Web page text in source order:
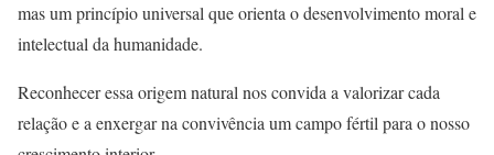
mas um princípio universal que orienta o desenvolvimento moral e
intelectual da humanidade.
Reconhecer essa origem natural nos convida a valorizar cada
relação e a enxergar na convivência um campo fértil para o nosso